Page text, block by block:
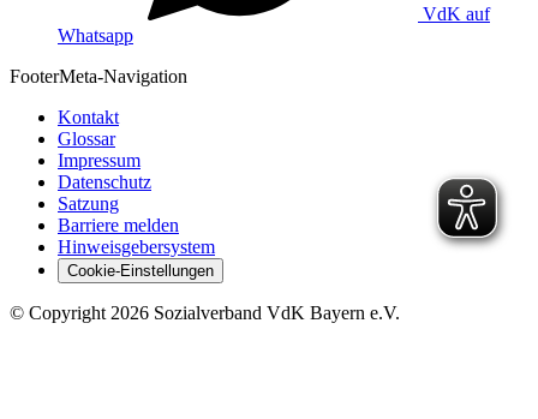
VdK auf
Whatsapp
FooterMeta-Navigation
Kontakt
Glossar
Impressum
Datenschutz
Satzung
Barriere melden
Hinweisgebersystem
Cookie-Einstellungen
© Copyright 2026 Sozialverband VdK Bayern e.V.